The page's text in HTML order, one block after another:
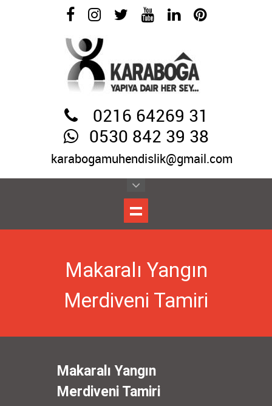
0216 64269 31
0530 842 39 38
karabogamuhendislik@gmail.com
Makaralı Yangın
Merdiveni Tamiri
Makaralı Yangın
Merdiveni Tamiri